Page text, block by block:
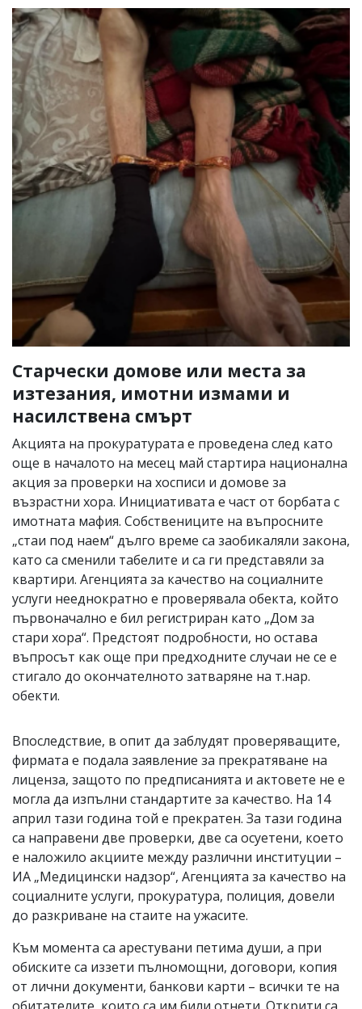
Старчески домове или места за
изтезания, имотни измами и
насилствена смърт
Акцията на прокуратурата е проведена след като
още в началото на месец май стартира национална
акция за проверки на хосписи и домове за
възрастни хора. Инициативата е част от борбата с
имотната мафия. Собствениците на въпросните
„стаи под наем“ дълго време са заобикаляли закона,
като са сменили табелите и са ги представяли за
квартири. Агенцията за качество на социалните
услуги нееднократно е проверявала обекта, който
първоначално е бил регистриран като „Дом за
стари хора“. Предстоят подробности, но остава
въпросът как още при предходните случаи не се е
стигало до окончателното затваряне на т.нар.
обекти.
Впоследствие, в опит да заблудят проверяващите,
фирмата е подала заявление за прекратяване на
лиценза, защото по предписанията и актовете не е
могла да изпълни стандартите за качество. На 14
април тази година той е прекратен. За тази година
са направени две проверки, две са осуетени, което
е наложило акциите между различни институции –
ИА „Медицински надзор“, Агенцията за качество на
социалните услуги, прокуратура, полиция, довели
до разкриване на стаите на ужасите.
Към момента са арестувани петима души, а при
обиските са иззети пълномощни, договори, копия
от лични документи, банкови карти – всички те на